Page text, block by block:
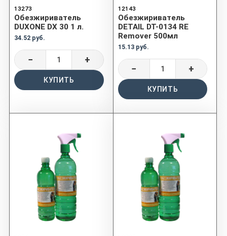
13273
Обезжириватель
DUXONE DX 30 1 л.
34.52 руб.
− +
КУПИТЬ
12143
Обезжириватель
DETAIL DT-0134 RE
Remover 500мл
15.13 руб.
− +
КУПИТЬ